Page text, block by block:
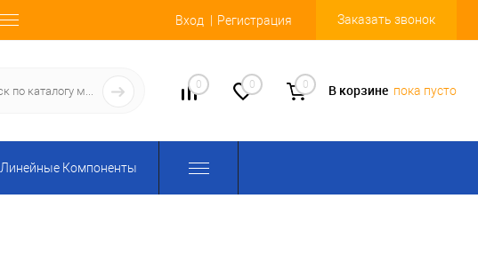
Вход Регистрация Заказать звонок
0 0 0 В корзине пока пусто
Линейные Компоненты